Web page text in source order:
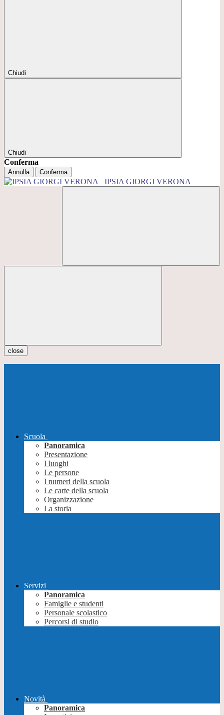
Chiudi
Chiudi
Conferma
Annulla Conferma
IPSIA GIORGI VERONA
close
Scuola
Panoramica
Presentazione
I luoghi
Le persone
I numeri della scuola
Le carte della scuola
Organizzazione
La storia
Servizi
Panoramica
Famiglie e studenti
Personale scolastico
Percorsi di studio
Novità
Panoramica